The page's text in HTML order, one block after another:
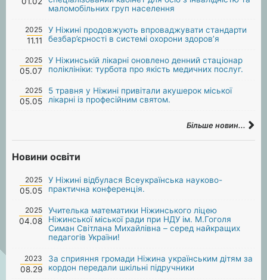
маломобільних груп населення
2025
11.11
У Ніжині продовжують впроваджувати стандарти
безбар’єрності в системі охорони здоров’я
2025
05.07
У Ніжинській лікарні оновлено денний стаціонар
поліклініки: турбота про якість медичних послуг.
2025
05.05
5 травня у Ніжині привітали акушерок міської
лікарні із професійним святом.
Більше новин...
Новини освіти
2025
05.05
У Ніжині відбулася Всеукраїнська науково-
практична конференція.
2025
04.08
Учителька математики Ніжинського ліцею
Ніжинської міської ради при НДУ ім. М.Гоголя
Симан Світлана Михайлівна – серед найкращих
педагогів України!
2023
08.29
За сприяння громади Ніжина українським дітям за
кордон передали шкільні підручники